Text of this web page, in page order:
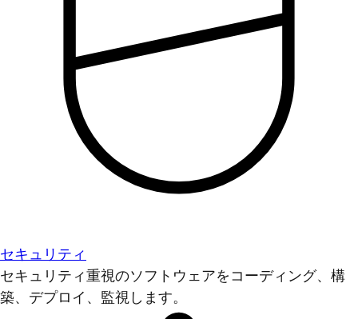
セキュリティ
セキュリティ重視のソフトウェアをコーディング、構
築、デプロイ、監視します。